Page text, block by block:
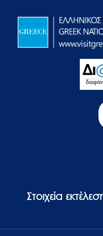
Στοιχεία